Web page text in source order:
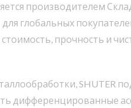
производителем
глобальных
прочность и
SHUTER
дифференцированные